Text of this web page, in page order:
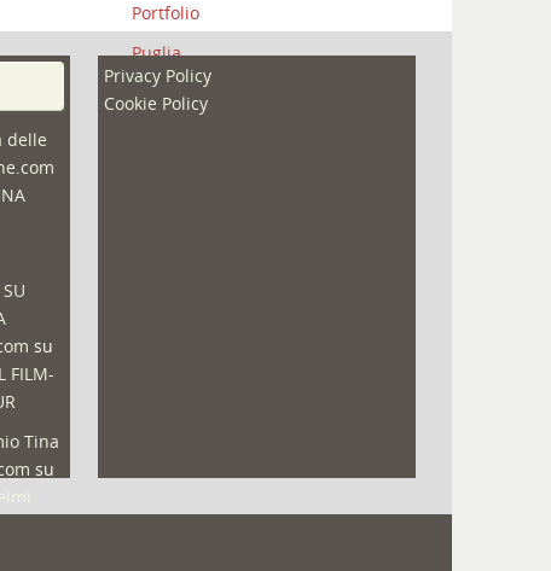
Portfolio
Puglia
Redazioni
delle
su
FILM-
Tina
su
Privacy Policy
Cookie Policy